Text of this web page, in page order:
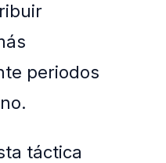
periodos
táctica